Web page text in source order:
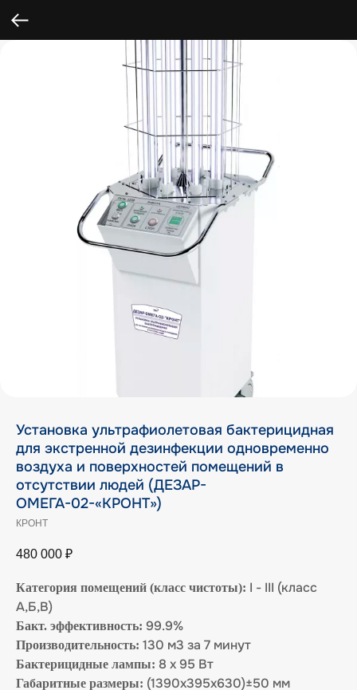
Установка ультрафиолетовая бактерицидная
для экстренной дезинфекции одновременно
воздуха и поверхностей помещений в
отсутствии людей (ДЕЗАР-
ОМЕГА-02-«КРОНТ»)
КРОНТ
480 000 ₽
Категория помещений (класс чистоты): I - III (класс
А,Б,В)
Бакт. эффективность: 99.9%
Производительность: 130 м3 за 7 минут
Бактерицидные лампы: 8 х 95 Вт
Габаритные размеры: (1390х395х630)±50 мм